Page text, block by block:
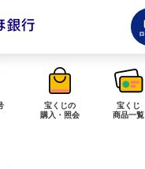
ダイレクトログイン
宝くじの
購入・照会
宝くじ
商品一覧